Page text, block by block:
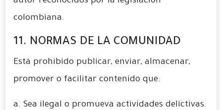
colombiana.
11. NORMAS DE LA COMUNIDAD
Está prohibido publicar, enviar, almacenar,
promover o facilitar contenido que:
a. Sea ilegal o promueva actividades delictivas.